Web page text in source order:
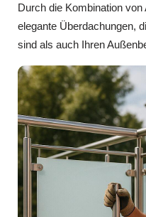
Durch die Kombination
elegante Überdachungen,
sind als auch Ihren